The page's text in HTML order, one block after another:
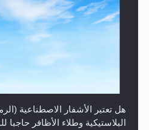
الهجرة: بحث عن الأمن والسلام
هل تعتبر الأشفار الاصطناعية
البلاستيكية وطلاء الأظافر